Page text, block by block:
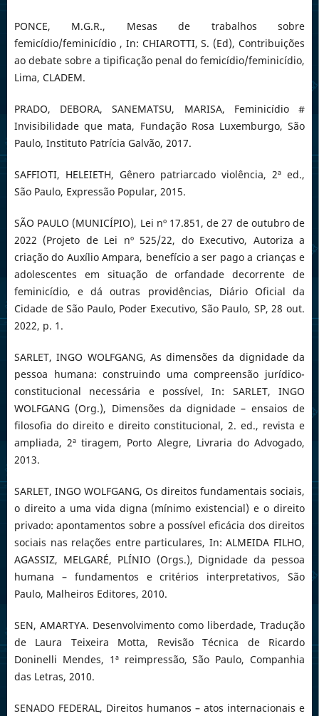
PONCE, M.G.R., Mesas de trabalhos sobre
femicídio/feminicídio , In: CHIAROTTI, S. (Ed), Contribuições
ao debate sobre a tipificação penal do femicídio/feminicídio,
Lima, CLADEM.
PRADO, DEBORA, SANEMATSU, MARISA, Feminicídio #
Invisibilidade que mata, Fundação Rosa Luxemburgo, São
Paulo, Instituto Patrícia Galvão, 2017.
SAFFIOTI, HELEIETH, Gênero patriarcado violência, 2ª ed.,
São Paulo, Expressão Popular, 2015.
SÃO PAULO (MUNICÍPIO), Lei nº 17.851, de 27 de outubro de
2022 (Projeto de Lei nº 525/22, do Executivo, Autoriza a
criação do Auxílio Ampara, benefício a ser pago a crianças e
adolescentes em situação de orfandade decorrente de
feminicídio, e dá outras providências, Diário Oficial da
Cidade de São Paulo, Poder Executivo, São Paulo, SP, 28 out.
2022, p. 1.
SARLET, INGO WOLFGANG, As dimensões da dignidade da
pessoa humana: construindo uma compreensão jurídico-
constitucional necessária e possível, In: SARLET, INGO
WOLFGANG (Org.), Dimensões da dignidade – ensaios de
filosofia do direito e direito constitucional, 2. ed., revista e
ampliada, 2ª tiragem, Porto Alegre, Livraria do Advogado,
2013.
SARLET, INGO WOLFGANG, Os direitos fundamentais sociais,
o direito a uma vida digna (mínimo existencial) e o direito
privado: apontamentos sobre a possível eficácia dos direitos
sociais nas relações entre particulares, In: ALMEIDA FILHO,
AGASSIZ, MELGARÉ, PLÍNIO (Orgs.), Dignidade da pessoa
humana – fundamentos e critérios interpretativos, São
Paulo, Malheiros Editores, 2010.
SEN, AMARTYA. Desenvolvimento como liberdade, Tradução
de Laura Teixeira Motta, Revisão Técnica de Ricardo
Doninelli Mendes, 1ª reimpressão, São Paulo, Companhia
das Letras, 2010.
SENADO FEDERAL, Direitos humanos – atos internacionais e